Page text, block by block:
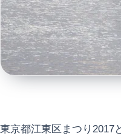
東京都江東区まつり2017